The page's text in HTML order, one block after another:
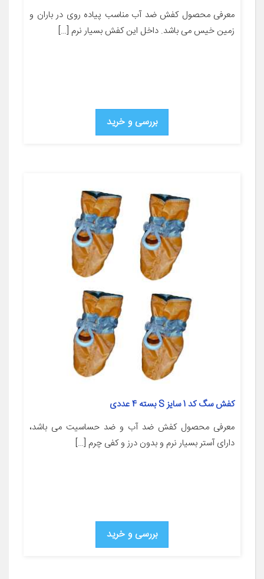
معرفی محصول کفش ضد آب مناسب پیاده روی در باران و
زمین خیس می باشد. داخل این کفش بسیار نرم […]
بررسی و خرید
کفش سگ کد 1 سایز S بسته 4 عددی
معرفی محصول کفش ضد آب و ضد حساسیت می باشد،
دارای آستر بسیار نرم و بدون درز و کفی چرم […]
بررسی و خرید